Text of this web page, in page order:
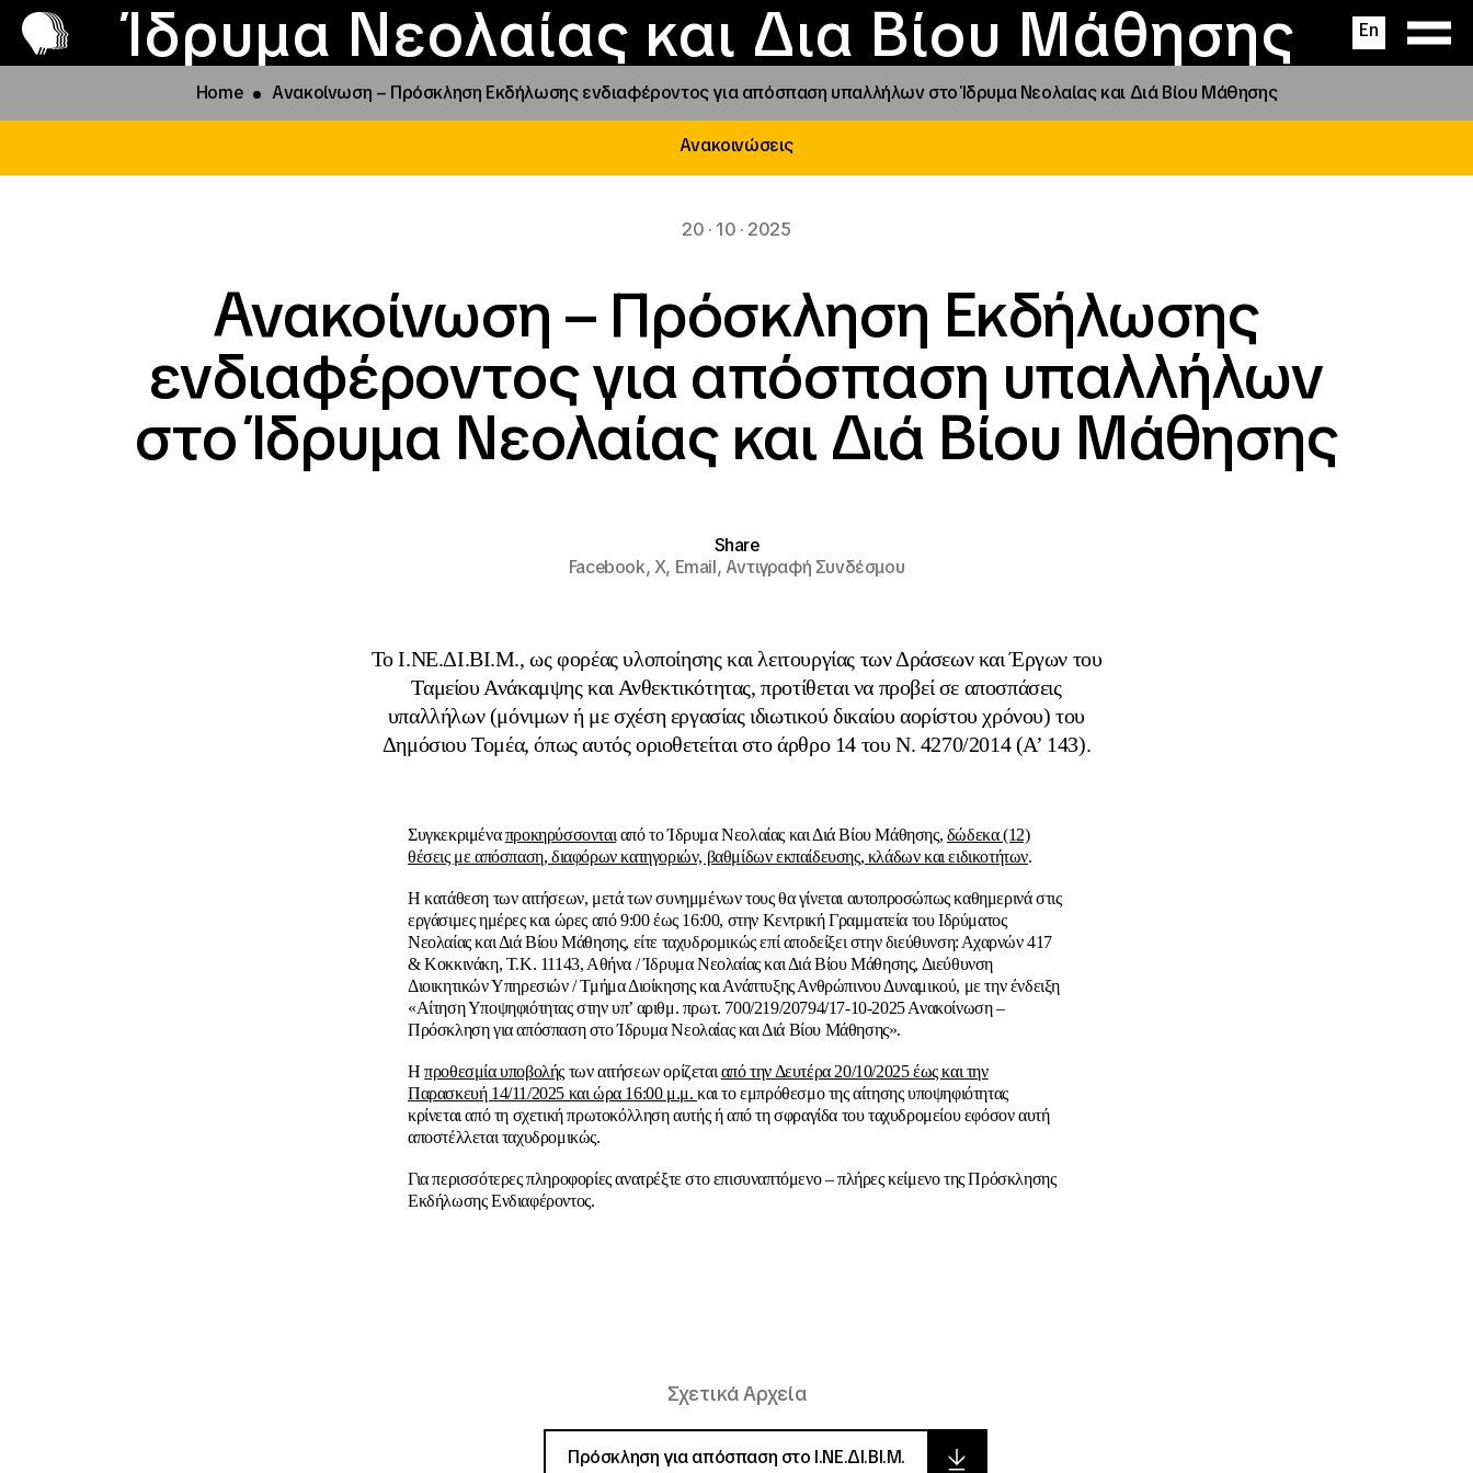
Ίδρυμα Νεολαίας και Δια Βίου Μάθησης En
Το ΙΝΕΔΙΒΙΜ
Προγράμματα και δράσεις
Φοιτητικές Εστίες
Παραχώρηση αιγίδας
Νέα
Επικοινωνία
Home Ανακοίνωση – Πρόσκληση Εκδήλωσης ενδιαφέροντος για απόσπαση υπαλλήλων στο Ίδρυμα Νεολαίας και Διά Βίου Μάθησης
Ανακοινώσεις
20 · 10 · 2025
Ανακοίνωση – Πρόσκληση Εκδήλωσης
ενδιαφέροντος για απόσπαση υπαλλήλων
στο Ίδρυμα Νεολαίας και Διά Βίου Μάθησης
Share
Facebook,X, Email,Αντιγραφή Συνδέσμου
Το Ι.ΝΕ.ΔΙ.ΒΙ.Μ., ως φορέας υλοποίησης και λειτουργίας των Δράσεων και Έργων του
Ταμείου Ανάκαμψης και Ανθεκτικότητας, προτίθεται να προβεί σε αποσπάσεις
υπαλλήλων (μόνιμων ή με σχέση εργασίας ιδιωτικού δικαίου αορίστου χρόνου) του
Δημόσιου Τομέα, όπως αυτός οριοθετείται στο άρθρο 14 του N. 4270/2014 (Α’ 143).
Συγκεκριμέναπροκηρύσσονται από το Ίδρυμα Νεολαίας και Διά Βίου Μάθησης, δώδεκα (12)
θέσεις με απόσπαση, διαφόρων κατηγοριών, βαθμίδων εκπαίδευσης, κλάδων και ειδικοτήτων.
Η κατάθεση των αιτήσεων, μετά των συνημμένων τους θα γίνεται αυτοπροσώπως καθημερινά στις
εργάσιμες ημέρες και ώρες από 9:00 έως 16:00, στην Κεντρική Γραμματεία του Ιδρύματος
Νεολαίας και Διά Βίου Μάθησης, είτε ταχυδρομικώς επί αποδείξει στην διεύθυνση: Αχαρνών 417
& Κοκκινάκη, Τ.Κ. 11143, Αθήνα / Ίδρυμα Νεολαίας και Διά Βίου Μάθησης, Διεύθυνση
Διοικητικών Υπηρεσιών / Τμήμα Διοίκησης και Ανάπτυξης Ανθρώπινου Δυναμικού, με την ένδειξη
«Αίτηση Υποψηφιότητας στην υπ’ αριθμ. πρωτ. 700/219/20794/17-10-2025 Ανακοίνωση –
Πρόσκληση για απόσπαση στο Ίδρυμα Νεολαίας και Διά Βίου Μάθησης».
Ηπροθεσμία υποβολής των αιτήσεων ορίζεται από την Δευτέρα 20/10/2025 έως και την
Παρασκευή 14/11/2025 και ώρα 16:00 μ.μ.και το εμπρόθεσμο της αίτησης υποψηφιότητας
κρίνεται από τη σχετική πρωτοκόλληση αυτής ή από τη σφραγίδα του ταχυδρομείου εφόσον αυτή
αποστέλλεται ταχυδρομικώς.
Για περισσότερες πληροφορίες ανατρέξτε στο επισυναπτόμενο – πλήρες κείμενο της Πρόσκλησης
Εκδήλωσης Ενδιαφέροντος.
Σχετικά Αρχεία
Πρόσκληση για απόσπαση στο Ι.ΝΕ.ΔΙ.ΒΙ.Μ.